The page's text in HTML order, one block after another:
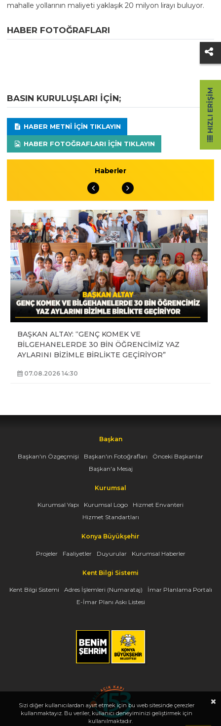
mahalle yollarının maliyeti yaklaşık 20 milyon lirayı buluyor.
HABER FOTOĞRAFLARI
BASIN KURULUŞLARI IÇIN;
HABER METNI IÇIN TIKLAYIN
HABER FOTOĞRAFLARI IÇIN TIKLAYIN
Haberler
BAŞKAN ALTAY: “GENÇ KOMEK VE
BİLGEHANELERDE 30 BİN ÖĞRENCİMİZ YAZ
AYLARINI BİZİMLE BİRLİKTE GEÇİRİYOR”
07.08.2026 14:30
Başkan
Başkan'ın Özgeçmişi Başkan'ın Fotoğrafları
Önceki Başkanlar
Başkan'a Mesaj
Kurumsal
Kurumsal Yapı Kurumsal Logo
Hizmet Envanteri
Hizmet Standartları
Konya Büyükşehir
Projeler Faaliyetler Duyurular Kurumsal Haberler
Kent Bilgi Sistemi
Kent Bilgi Sistemi Adres İşlemleri (Numarataj)
İmar Planlama Portalı
E-İmar Planı Askı Listesi
HIZLI ERIŞIM
Sizi diğer kullanıcılardan ayırt etmek için bu web sitesinde çerezler
kullanmaktayız. Bu veriler, kullanıcı deneyiminizi geliştirmek için
kullanılmaktadır.